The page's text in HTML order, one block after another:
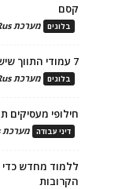
קסם
בלוגים מערכת HRus
7 עמודי התווך שיש להציב בבסיס תהליך הגיוס ומיתוג המעסיק
בלוגים מערכת HRus
חילופי
דיני עבודה מערכת HRus
ללמוד מחדש כדי
הקרובות